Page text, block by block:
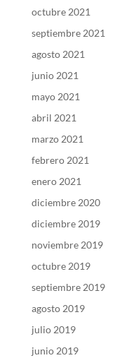
octubre 2021
septiembre 2021
agosto 2021
junio 2021
mayo 2021
abril 2021
marzo 2021
febrero 2021
enero 2021
diciembre 2020
diciembre 2019
noviembre 2019
octubre 2019
septiembre 2019
agosto 2019
julio 2019
junio 2019